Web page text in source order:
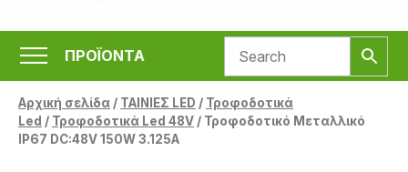
ΠΡΟΪΟΝΤΑ
Αρχική σελίδα/ ΤΑΙΝΙΕΣ LED / Τροφοδοτικά
Led / Τροφοδοτικά Led 48V/ Τροφοδοτικό Μεταλλικό
IP67 DC:48V 150W 3.125A